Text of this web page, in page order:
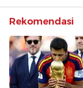
Rekomendasi